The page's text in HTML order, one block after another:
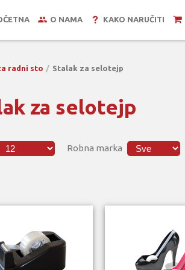
O NAMA KAKO NARUČITI
radni sto Stalak za selotejp
za selotejp
Robna marka